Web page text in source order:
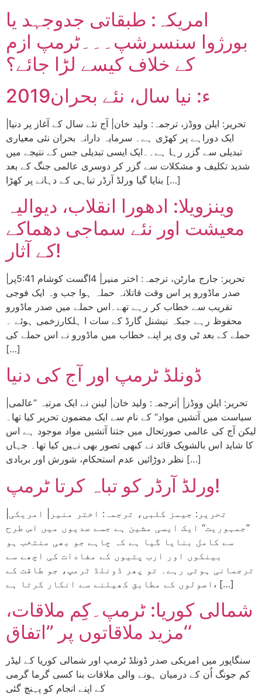
امریکہ: طبقاتی جدوجہد یا
بورژوا سنسرشپ۔۔۔ٹرمپ ازم
کے خلاف کیسے لڑا جائے؟
2019ء: نیا سال، نئے بحران
ایک دوراہے پر کھڑی ہے۔ سرمایہ دارانہ بحران نئی معیاری
تبدیلی سے گزر رہا ہے۔۔ایک ایسی تبدیلی جس کے نتیجے میں
شدید تکلیف و مشکلات سے گزر کر دوسری عالمی جنگ کے بعد
بنایا گیا ورلڈ آرڈر تباہی کے دہانے پر کھڑا […]
وینزویلا: ادھورا انقلاب، دیوالیہ
معیشت اور نئے سماجی دھماکے
کے آثار!
صدر ماڈورو پر اس وقت قاتلانہ حملہ ہوا جب وہ ایک فوجی
تقریب سے خطاب کر رہے تھے۔اس حملے میں صدر ماڈورو
محفوظ رہے جبکہ نیشنل گارڈ کے سات ا ہلکارزخمی ہوئے ۔
حملے کے بعد ٹی وی پر اپنے خطاب میں ماڈورو نے اس حملے کی
[…]
ڈونلڈ ٹرمپ اور آج کی دنیا
سیاست میں آتشیں مواد‘‘ کے نام سے ایک مضمون تحریر کیا تھا۔
لیکن آج کی عالمی صورتحال میں جتنا آتشیں مواد موجود ہے اس
کا شاید اس بالشویک قائد نے کبھی تصور بھی نہیں کیا تھا۔ جہاں
نظر دوڑائیں عدم استحکام، شورش اور بربادی […]
ورلڈ آرڈر کو تباہ کرتا ٹرمپ!
’’جمہوریت‘‘ ایک ایسی مشین ہے جسے صدیوں میں اس طرح
سے کامل بنایا گیا ہے کہ چاہے جو بھی منتخب ہو
بینکوں اور ارب پتیوں کے مفادات کی اچھے سے
ترجمانی ہوتی رہے۔ تو پھر ڈونلڈ ٹرمپ، جو طاقت کے
اصولوں کے مطابق کھیلنے سے انکار کرتا ہے، […]
شمالی کوریا: ٹرمپ۔کِم ملاقات،
مزید ملاقاتوں پر ’’اتفاق‘‘
سنگاپور میں امریکی صدر ڈونلڈ ٹرمپ اور شمالی کوریا کے لیڈر
کم جونگ اُن کے درمیان ہونے والی ملاقات بنا کسی گرما گرمی
کے اپنے انجام کو پہنچ گئی